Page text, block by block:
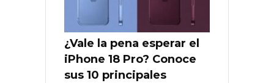
¿Vale la pena esperar el
iPhone 18 Pro? Conoce
sus 10 principales